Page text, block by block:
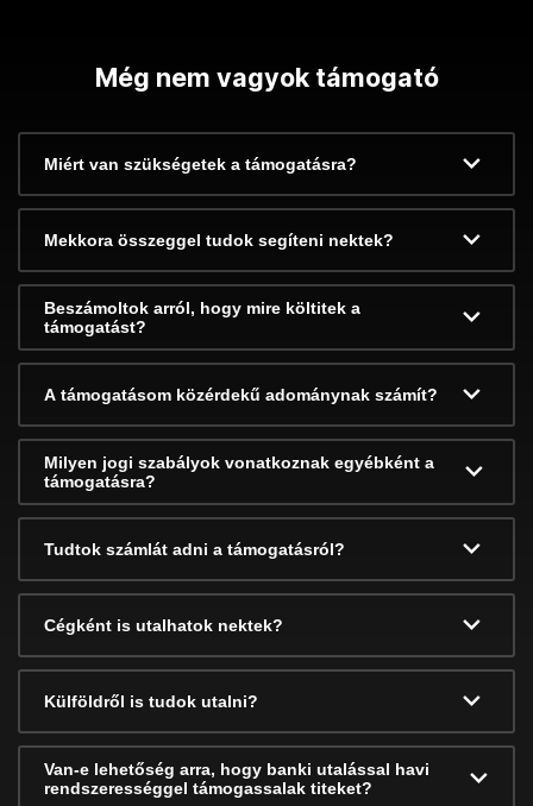
Még nem vagyok támogató
Miért van szükségetek a támogatásra?
Mekkora összeggel tudok segíteni nektek?
Beszámoltok arról, hogy mire költitek a
támogatást?
A támogatásom közérdekű adománynak számít?
Milyen jogi szabályok vonatkoznak egyébként a
támogatásra?
Tudtok számlát adni a támogatásról?
Cégként is utalhatok nektek?
Külföldről is tudok utalni?
Van-e lehetőség arra, hogy banki utalással havi
rendszerességgel támogassalak titeket?